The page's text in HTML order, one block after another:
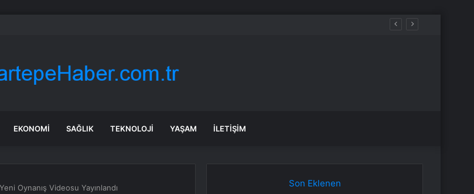
37 yaşındaki kadın savcının evinde ölü bulundu!
EKONOMI SAĞLIK TEKNOLOJI YAŞAM İLETIŞIM
Oynanış Videosu Yayınlandı Son Eklenen